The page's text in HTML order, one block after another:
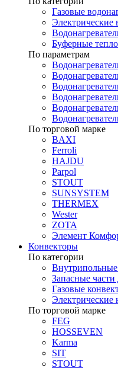
Газовые
Электрические
Буферные
По параметрам
По торговой марке
BAXI
Ferroli
HAJDU
Parpol
STOUT
SUNSYSTEM
THERMEX
Wester
ZOTA
Элемент
Конвекторы
По категории
Запасные части
Газовые
Электрические
По торговой марке
FEG
HOSSEVEN
Karma
SIT
STOUT